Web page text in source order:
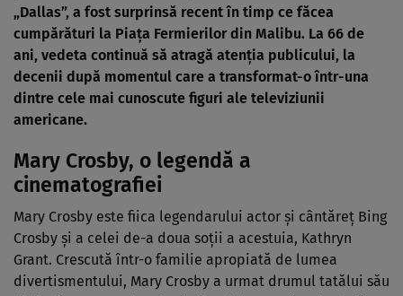
„Dallas”, a fost surprinsă recent în timp ce făcea
cumpărături la Piața Fermierilor din Malibu. La 66 de
ani, vedeta continuă să atragă atenția publicului, la
decenii după momentul care a transformat-o într-una
dintre cele mai cunoscute figuri ale televiziunii
americane.
Mary Crosby, o legendă a
cinematografiei
Mary Crosby este fiica legendarului actor și cântăreț Bing
Crosby și a celei de-a doua soții a acestuia, Kathryn
Grant. Crescută într-o familie apropiată de lumea
divertismentului, Mary Crosby a urmat drumul tatălui său